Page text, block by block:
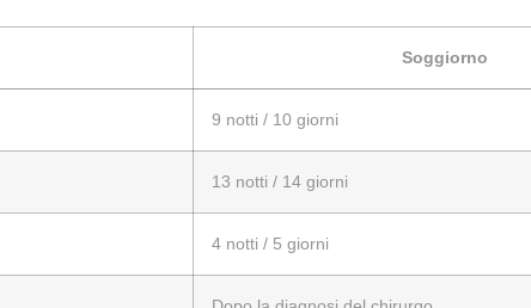
Soggiorno
9 notti / 10 giorni
13 notti / 14 giorni
4 notti / 5 giorni